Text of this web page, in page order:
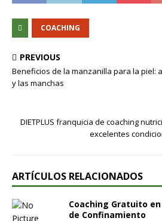
COACHING
PREVIOUS
Beneficios de la manzanilla para la piel:
y las manchas
DIETPLUS franquicia de coaching
excelentes
ARTÍCULOS RELACIONADOS
Coaching Gratuito
de Confinamiento